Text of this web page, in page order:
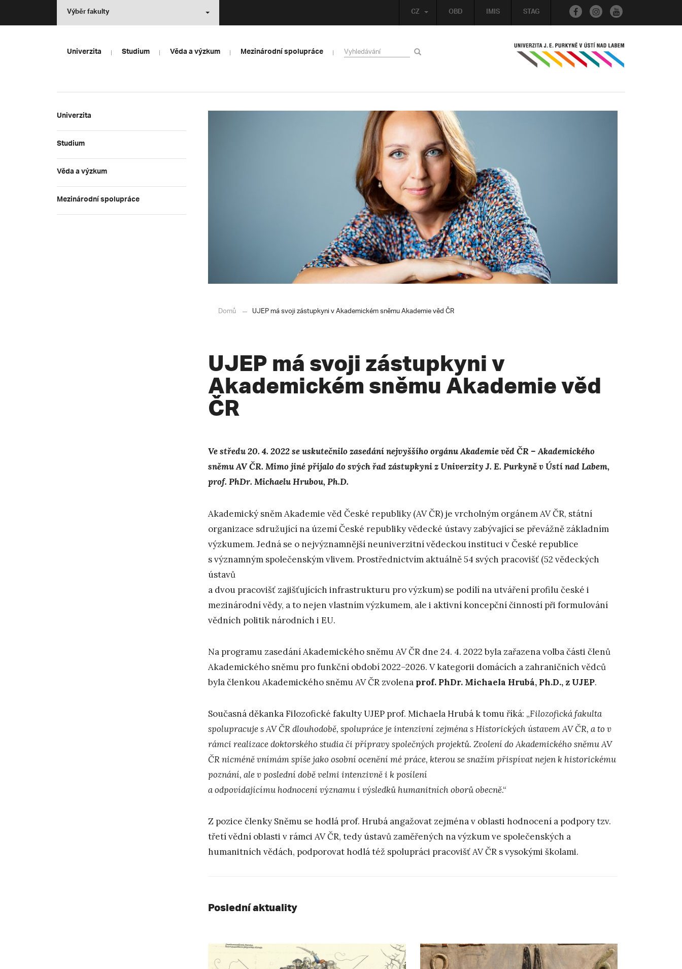
OBD IMIS STAG
CZ
Výběr fakulty
Univerzita Studium Věda a výzkum Mezinárodní spolupráce
Univerzita
Studium
Věda a výzkum
Mezinárodní spolupráce
Domů UJEP má svoji zástupkyni v Akademickém sněmu Akademie věd ČR
UJEP má svoji zástupkyni v
Akademickém sněmu Akademie věd
ČR
Ve středu 20. 4. 2022 se uskutečnilo zasedání nejvyššího orgánu Akademie věd ČR – Akademického
sněmu AV ČR. Mimo jiné přijalo do svých řad zástupkyni z Univerzity J. E. Purkyně v Ústí nad Labem,
prof. PhDr. Michaelu Hrubou, Ph.D.
Akademický sněm Akademie věd České republiky (AV ČR) je vrcholným orgánem AV ČR, státní
organizace sdružující na území České republiky vědecké ústavy zabývající se převážně základním
výzkumem. Jedná se o nejvýznamnější neuniverzitní vědeckou instituci v České republice
s významným společenským vlivem. Prostřednictvím aktuálně 54 svých pracovišť (52 vědeckých
ústavů
a dvou pracovišť zajišťujících infrastrukturu pro výzkum) se podílí na utváření profilu české i
mezinárodní vědy, a to nejen vlastním výzkumem, ale i aktivní koncepční činností při formulování
vědních politik národních i EU.
Na programu zasedání Akademického sněmu AV ČR dne 24. 4. 2022 byla zařazena volba části členů
Akademického sněmu pro funkční období 2022–2026. V kategorii domácích a zahraničních vědců
byla členkou Akademického sněmu AV ČR zvolena prof. PhDr. Michaela Hrubá, Ph.D., z UJEP.
Současná děkanka Filozofické fakulty UJEP prof. Michaela Hrubá k tomu říká: „Filozofická fakulta
spolupracuje s AV ČR dlouhodobě, spolupráce je intenzivní zejména s Historických ústavem AV ČR, a to v
rámci realizace doktorského studia či přípravy společných projektů. Zvolení do Akademického sněmu AV
ČR nicméně vnímám spíše jako osobní ocenění mé práce, kterou se snažím přispívat nejen k historickému
poznání, ale v poslední době velmi intenzivně i k posílení
a odpovídajícímu hodnocení významu i výsledků humanitních oborů obecně.“
Z pozice členky Sněmu se hodlá prof. Hrubá angažovat zejména v oblasti hodnocení a podpory tzv.
třetí vědní oblasti v rámci AV ČR, tedy ústavů zaměřených na výzkum ve společenských a
humanitních vědách, podporovat hodlá též spolupráci pracovišť AV ČR s vysokými školami.
Poslední aktuality